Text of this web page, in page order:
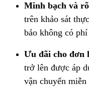
Minh bạch và
trên khảo sát
bảo không có phí
Ưu đãi cho đơn
trở lên được áp
vận chuyển